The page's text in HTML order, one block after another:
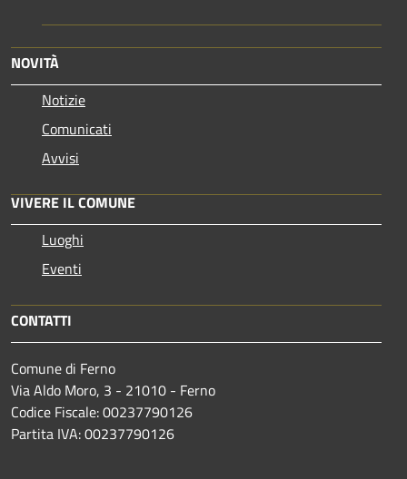
NOVITÀ
Notizie
Comunicati
Avvisi
VIVERE IL COMUNE
Luoghi
Eventi
CONTATTI
Comune di Ferno
Via Aldo Moro, 3 - 21010 - Ferno
Codice Fiscale: 00237790126
Partita IVA: 00237790126